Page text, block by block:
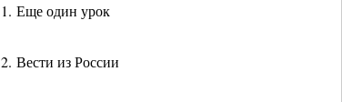
1. Еще один урок
2. Вести из России